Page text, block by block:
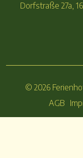
Dorfstraße 27a,
© 2026
AGB